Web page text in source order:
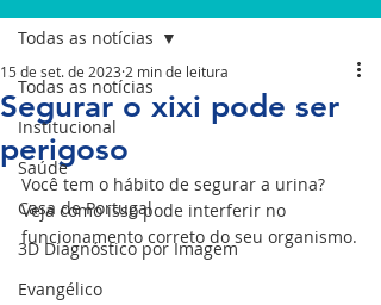
Resultados de exames laboratoriais
Todas as notícias
Institucional
Saúde
Casa de Portugal
3D Diagnóstico por Imagem
Evangélico
Todas as notícias
Segurar o xixi pode ser
perigoso
15 de set. de 2023 2 min de leitura
Você tem o hábito de segurar a urina?
Veja como isso pode interferir no
funcionamento correto do seu organismo.